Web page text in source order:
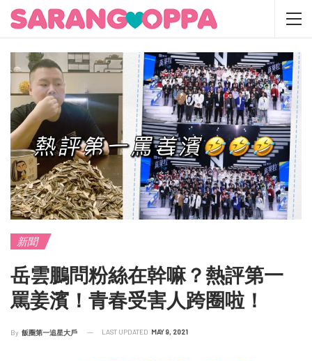
新聞
岳雲鵬問粉絲在幹嘛？熱評第一
罵姜濱！青春受害人跨圈啦！
By 飯圈第一追星大戶 LAST UPDATED MAY 9, 2021